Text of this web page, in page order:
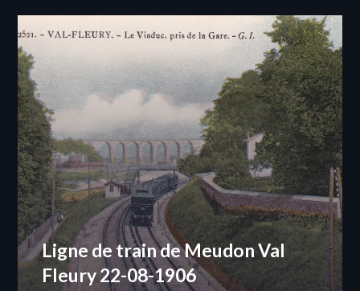
Ligne de train de Meudon Val
Fleury 22-08-1906